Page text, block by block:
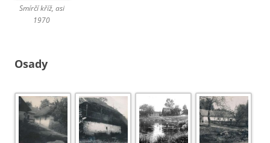
Smírčí kříž, asi
1970
Osady